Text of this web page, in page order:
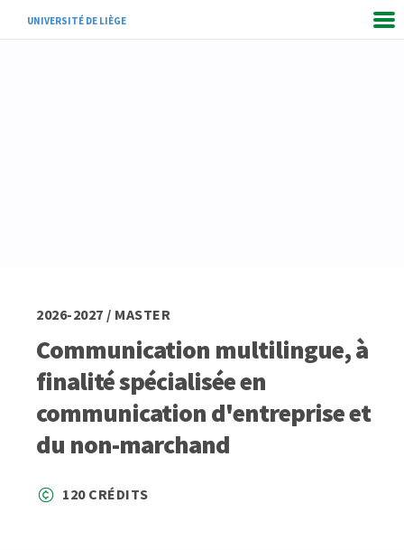
UNIVERSITÉ DE LIÈGE
2026-2027 / MASTER
Communication multilingue, à
finalité spécialisée en
communication d'entreprise et
du non-marchand
120 CRÉDITS